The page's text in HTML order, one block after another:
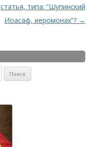
статья, типа: “Шупинский
Иоасаф, иеромонах”? →